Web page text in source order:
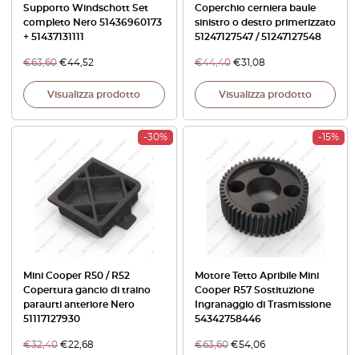
Supporto Windschott Set
completo Nero 51436960173
+ 51437131111
€63,60 €44,52
Visualizza prodotto
Coperchio cerniera baule
sinistro o destro primerizzato
51247127547 / 51247127548
€44,40 €31,08
Visualizza prodotto
-30%
Mini Cooper R50 / R52
Copertura gancio di traino
paraurti anteriore Nero
51117127930
€32,40 €22,68
-15%
Motore Tetto Apribile Mini
Cooper R57 Sostituzione
Ingranaggio di Trasmissione
54342758446
€63,60 €54,06